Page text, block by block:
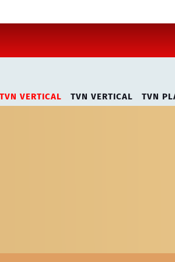
VERTICAL TVN VERTICAL TVN